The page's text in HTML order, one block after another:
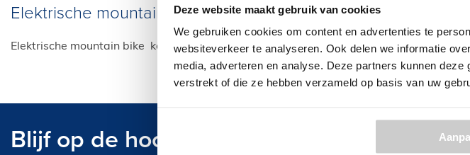
Deze website maakt gebruik van cookies
We gebruiken cookies om content en advertenties te
websiteverkeer te analyseren. Ook delen we informatie
media, adverteren en analyse. Deze partners kunnen
verstrekt of die ze hebben verzameld op basis van uw
Elektrische mountain bike kopen bij Ronald Schot
Elektrische mountain bike kopen? Heb je een keuze kunnen maken uit één van onze
Blijf op de hoogte